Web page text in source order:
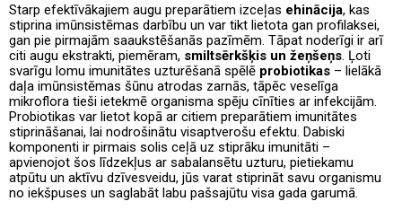
Starp efektīvākajiem augu preparātiem izceļas ehinācija, kas
stiprina imūnsistēmas darbību un var tikt lietota gan profilaksei,
gan pie pirmajām saaukstēšanās pazīmēm. Tāpat noderīgi ir arī
citi augu ekstrakti, piemēram, smiltsērkšķis un žeņšeņs . Ļoti
svarīgu lomu imunitātes uzturēšanā spēlē probiotikas – lielākā
daļa imūnsistēmas šūnu atrodas zarnās, tāpēc veselīga
mikroflora tieši ietekmē organisma spēju cīnīties ar infekcijām.
Probiotikas var lietot kopā ar citiem preparātiem imunitātes
stiprināšanai, lai nodrošinātu visaptverošu efektu. Dabiski
komponenti ir pirmais solis ceļā uz stiprāku imunitāti –
apvienojot šos līdzekļus ar sabalansētu uzturu, pietiekamu
atpūtu un aktīvu dzīvesveidu, jūs varat stiprināt savu organismu
no iekšpuses un saglabāt labu pašsajūtu visa gada garumā.